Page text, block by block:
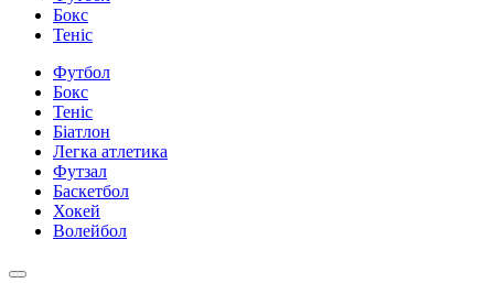
Бокс
Теніс
Футбол
Бокс
Теніс
Біатлон
Легка атлетика
Футзал
Баскетбол
Хокей
Волейбол